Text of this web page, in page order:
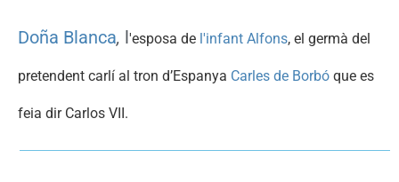
Doña Blanca, l'esposa de l'infant Alfons, el germà del
pretendent carlí al tron d’Espanya Carles de Borbó que es
feia dir Carlos VII.